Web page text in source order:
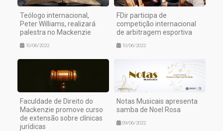
Teólogo internacional,
Peter Williams, realizará
palestra no Mackenzie
10/06/2022
FDir participa de
competição internacional
de arbitragem esportiva
10/06/2022
Faculdade de Direito do
Mackenzie promove curso
de extensão sobre clínicas
jurídicas
Notas Musicais apresenta
samba de Noel Rosa
09/06/2022